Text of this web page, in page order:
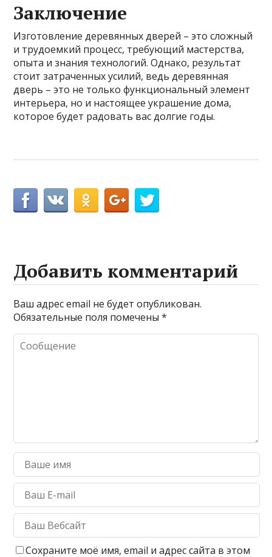
Заключение
Изготовление деревянных дверей – это сложный
и трудоемкий процесс, требующий мастерства,
опыта и знания технологий. Однако, результат
стоит затраченных усилий, ведь деревянная
дверь – это не только функциональный элемент
интерьера, но и настоящее украшение дома,
которое будет радовать вас долгие годы.
Добавить комментарий
Ваш адрес email не будет опубликован.
Обязательные поля помечены*
Сохраните моё имя, email и адрес сайта в этом